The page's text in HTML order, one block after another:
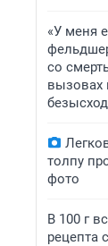
«У меня
со
вызовах
толпу
фото
В 100 г
рецепта